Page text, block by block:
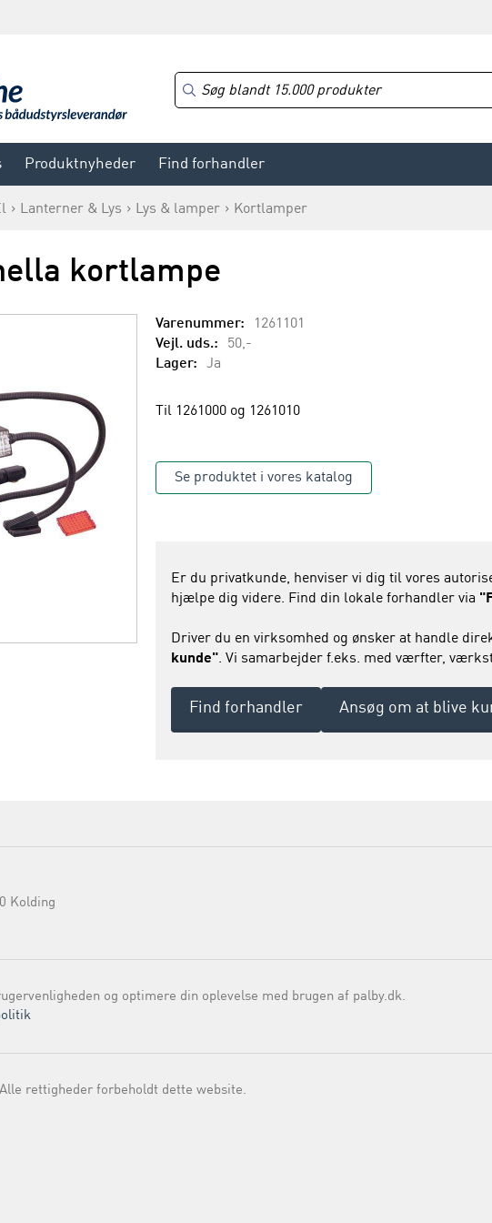
Produktnyheder Find forhandler
Lanterner & Lys Lys & lamper Kortlamper
kortlampe
Varenummer:
1261101
Vejl. uds.:
50,-
Lager:
Ja
Til 1261000 og 1261010
Se produktet i vores katalog
Er du privatkunde, henviser vi dig til vores
hjælpe dig videre. Find din lokale forhandler via
Driver du en virksomhed og ønsker at handle
kunde". Vi samarbejder f.eks. med værfter,
Find forhandler Ansøg om at blive
Kolding
og optimere din oplevelse med brugen af palby.dk.
rettigheder forbeholdt dette website.